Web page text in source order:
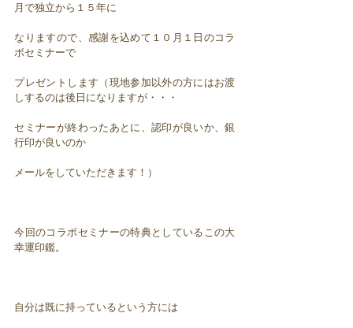
月で独立から１５年に
なりますので、感謝を込めて１０月１日のコラ
ボセミナーで
プレゼントします（現地参加以外の方にはお渡
しするのは後日になりますが・・・
セミナーが終わったあとに、認印が良いか、銀
行印が良いのか
メールをしていただきます！）
今回のコラボセミナーの特典としているこの大
幸運印鑑。
自分は既に持っているという方には